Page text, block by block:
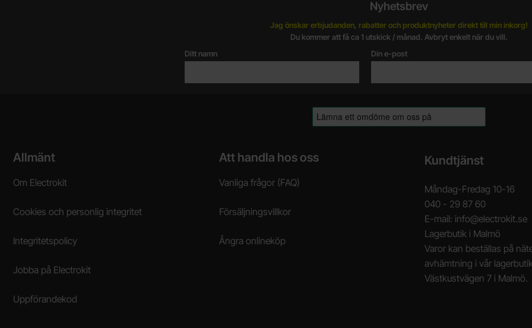
Nyhetsbrev
Jag önskar erbjudanden, rabatter och produktnyheter direkt till min inkorg!
Du kommer att få ca 1 utskick / månad. Avbryt enkelt när du vill.
Ditt namn
Din e-post
Sidfot Blandad info och länkar
Allmänt
Om Electrokit
Cookies och personlig integritet
Integritetspolicy
Jobba på Electrokit
Uppförandekod
Att handla hos oss
Vanliga frågor (FAQ)
Försäljningsvillkor
Ångra onlineköp
Kundtjänst
Måndag-Fredag 10-16
040 - 29 87 60
E-mail: info@electrokit.se
Lagerbutik i Malmö
Varor kan beställas på
avhämtning i vår
Västkustvägen 7 i Malmö.